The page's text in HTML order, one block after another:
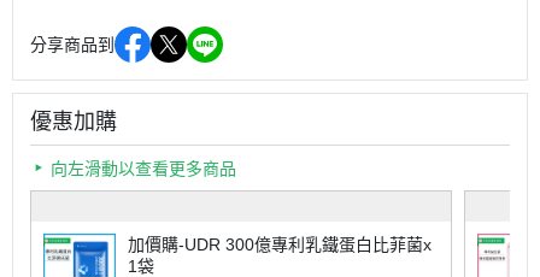
分享商品到
優惠加購
向左滑動以查看更多商品
加價購-UDR 300億專利乳鐵蛋白比菲菌x
1袋